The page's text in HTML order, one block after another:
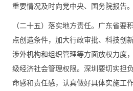
重要情况及时向党中央、国务院报告。
（二十五）落实地方责任。广东省要
点创造条件，加大行政审批、科技创
涉外机构和组织管理等方面放权力度
级经济社会管理权限。深圳要切实担
命感和责任感，认真做好具体实施工